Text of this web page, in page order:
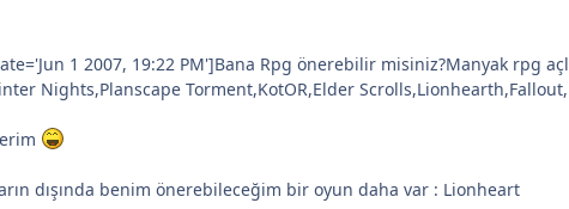
1 2007, 19:22 PM']Bana Rpg önerebilir misiniz?Manyak rpg
Nights,Planscape Torment,KotOR,Elder
dışında benim önerebileceğim bir oyun daha var : Lionheart